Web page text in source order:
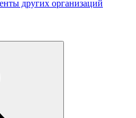
других организаций